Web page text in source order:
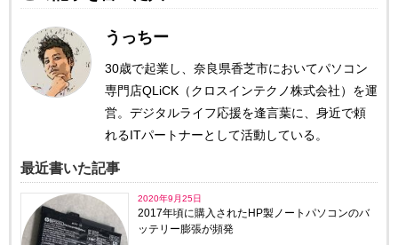
うっちー
30歳で起業し、奈良県香芝市においてパソコン
専門店QLiCK（クロスインテクノ株式会社）を運
営。デジタルライフ応援を逢言葉に、身近で頼
れるITパートナーとして活動している。
最近書いた記事
2020年9月25日
2017年頃に購入されたHP製ノートパソコンのバ
ッテリー膨張が頻発